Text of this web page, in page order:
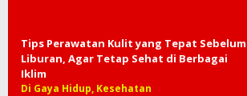
Tips Perawatan Kulit yang Tepat Sebelum
Liburan, Agar Tetap Sehat di Berbagai
Iklim
Di Gaya Hidup, Kesehatan